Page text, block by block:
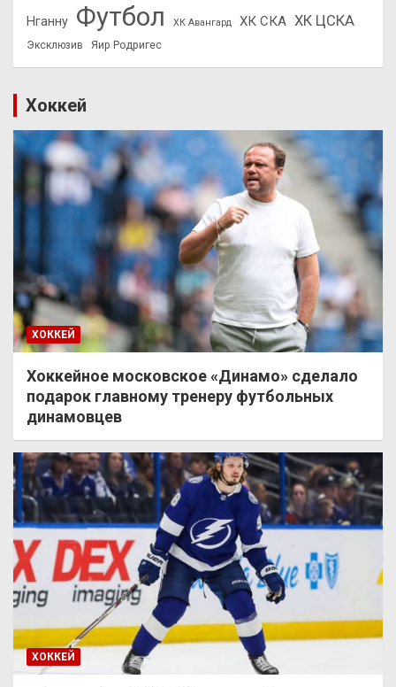
Нганну Футбол ХК Авангард ХК СКА ХК ЦСКА
Эксклюзив Яир Родригес
Хоккей
ХОККЕЙ
Хоккейное московское «Динамо» сделало
подарок главному тренеру футбольных
динамовцев
ХОККЕЙ